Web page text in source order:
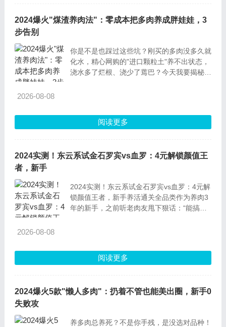
2024爆火"煤渣养肉法"：零成本把多肉养成胖娃娃，3
步告别
你是不是也踩过这些坑？刚买的多肉没多久就
化水，精心网购的"进口颗粒土"养不出状态，
浇水多了烂根、浇少了蔫巴？今天我要揭秘一
2026-08-08
阅读更多
2024实测！东云系试金石罗宾vs血罗：4元解锁颜值王
者，新手
2024实测！东云系试金石罗宾vs血罗：4元解
锁颜值王者，新手养活通关全品类作为养肉3
年的新手，之前听老肉友甩下狠话：“能搞定
人”的脾气——不仅没养挂还养出了状态
2026-08-08
阅读更多
2024爆火5款"懒人多肉"：扔着不管也能美出圈，新手0
失败攻
养多肉总养死？不是你手残，是没选对品种！